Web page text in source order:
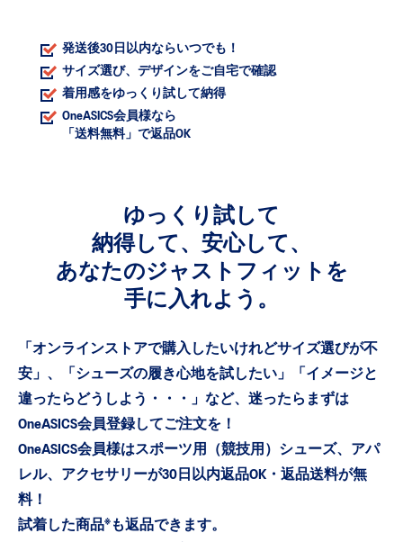
exclusive discounts and more with
発送後30日以内ならいつでも！
サイズ選び、デザインをご自宅で確認
着用感をゆっくり試して納得
OneASICS会員様なら
「送料無料」で返品OK
ゆっくり試して
納得して、安心して、
あなたのジャストフィットを
手に入れよう。
「オンラインストアで購入したいけれどサイズ選びが不
安」、
「シューズの履き心地を試したい」「イメージと
違ったらどうしよう・・・」など、 迷ったらまずは
OneASICS会員登録してご注文を！
OneASICS会員様はスポーツ用（競技用）シューズ、
アパ
レル、アクセサリーが30日以内返品OK・返品送料が無
料！
試着した商品※ も返品できます。